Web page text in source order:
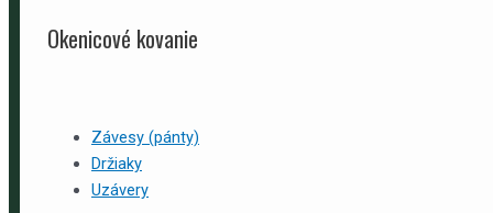
Okenicové kovanie
Závesy (pánty)
Držiaky
Uzávery